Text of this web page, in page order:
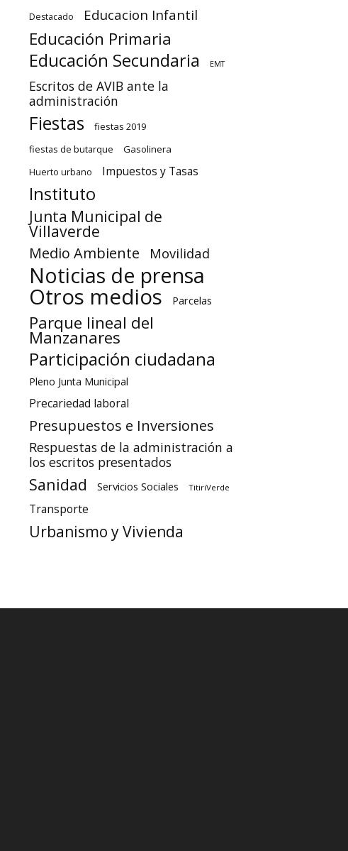
Destacado Educacion Infantil
Educación Primaria
Educación Secundaria EMT
Escritos de AVIB ante la
administración
Fiestas
fiestas 2019
fiestas de butarque
Gasolinera
Huerto urbano Impuestos y Tasas
Instituto
Junta Municipal de
Villaverde
Medio Ambiente Movilidad
Noticias de prensa
Otros medios Parcelas
Parque lineal del
Manzanares
Participación ciudadana
Pleno Junta Municipal
Precariedad laboral
Presupuestos e Inversiones
Respuestas de la administración a
los escritos presentados
Sanidad Servicios Sociales TitiriVerde
Transporte
Urbanismo y Vivienda